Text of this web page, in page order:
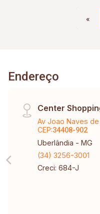
«
Endereço
Center
Av Joao Naves de
CEP:34408-902
Uberlândia - MG
(34) 3256-3001
Creci: 684-J